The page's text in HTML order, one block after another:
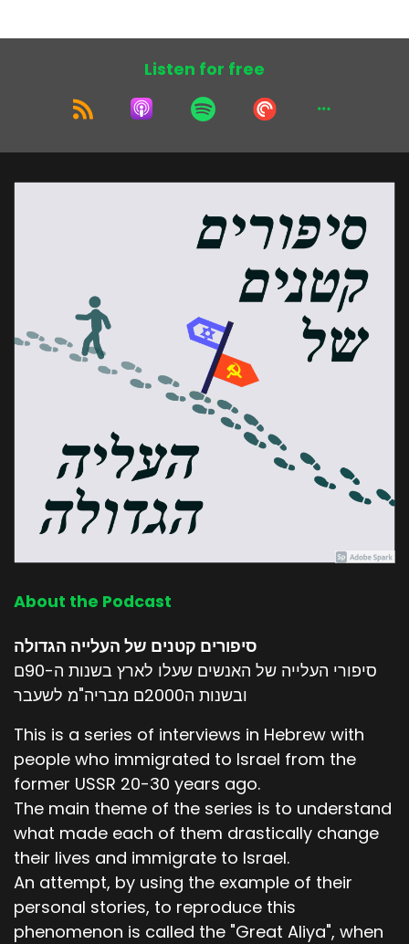
Listen for free
About the Podcast
סיפורים קטנים של העלייה הגדולה
סיפורי העלייה של האנשים שעלו לארץ בשנות ה-90ם
ובשנות ה2000ם מבריה"מ לשעבר
This is a series of interviews in Hebrew with
people who immigrated to Israel from the
former USSR 20-30 years ago.
The main theme of the series is to understand
what made each of them drastically change
their lives and immigrate to Israel.
An attempt, by using the example of their
personal stories, to reproduce this
phenomenon is called the "Great Aliya", when